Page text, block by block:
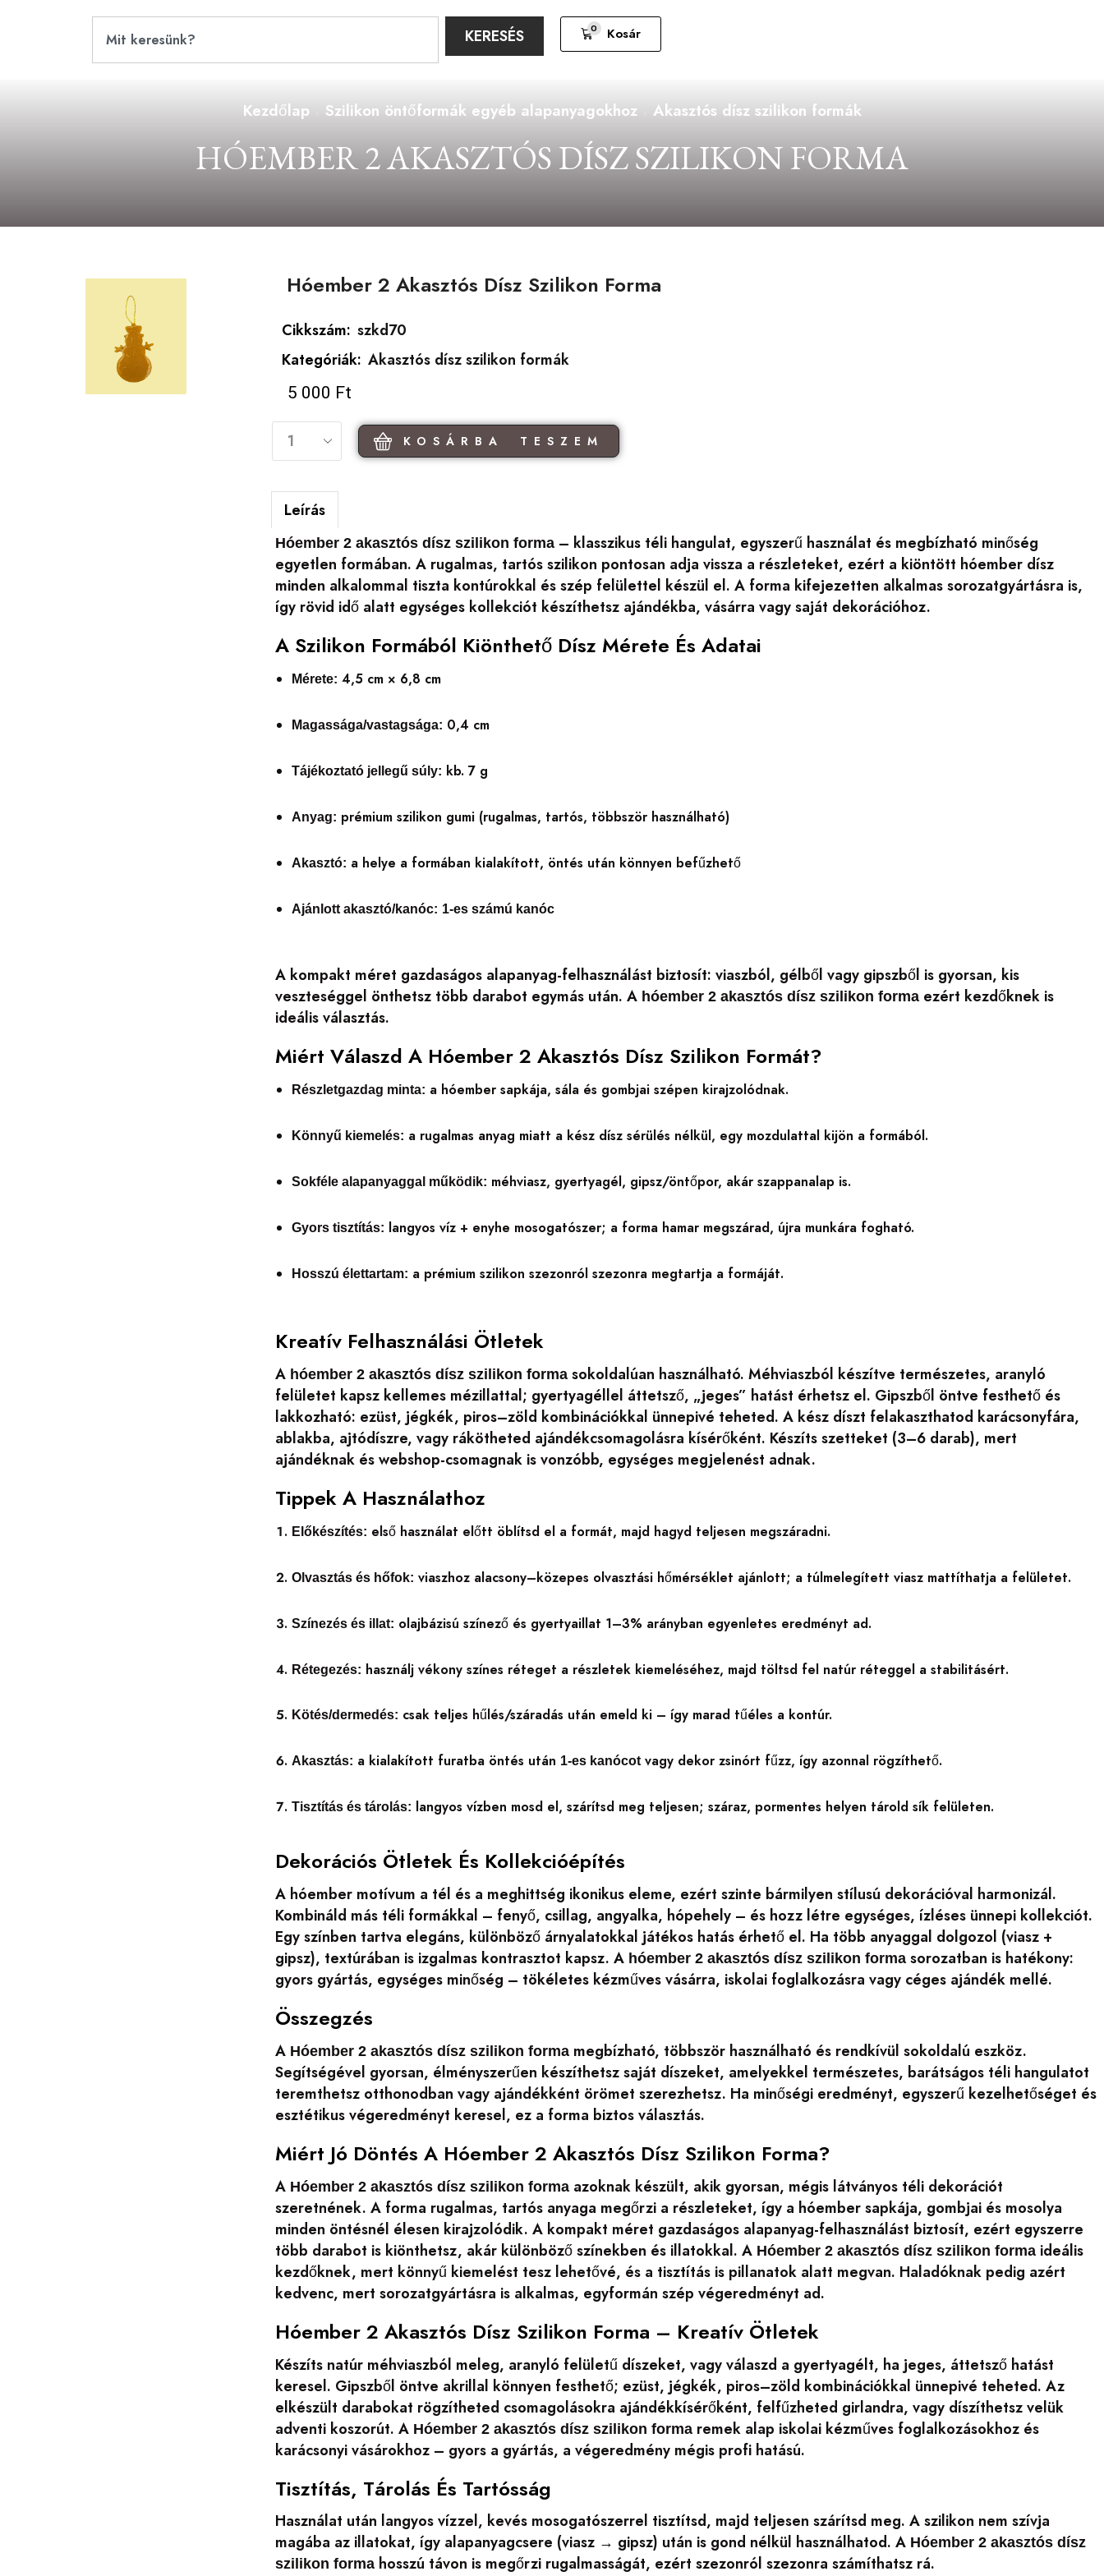
KERESÉS 0 Kosár
Kezdőlap Szilikon öntőformák egyéb alapanyagokhoz Akasztós dísz szilikon formák
HÓEMBER 2 AKASZTÓS DÍSZ SZILIKON FORMA
Hóember 2 Akasztós Dísz Szilikon Forma
Cikkszám: szkd70
Kategóriák: Akasztós dísz szilikon formák
5 000 Ft
KOSÁRBA TESZEM
Leírás
Hóember 2 akasztós dísz szilikon forma – klasszikus téli hangulat, egyszerű használat és megbízható minőség
egyetlen formában. A rugalmas, tartós szilikon pontosan adja vissza a részleteket, ezért a kiöntött hóember dísz
minden alkalommal tiszta kontúrokkal és szép felülettel készül el. A forma kifejezetten alkalmas sorozatgyártásra is,
így rövid idő alatt egységes kollekciót készíthetsz ajándékba, vásárra vagy saját dekorációhoz.
A Szilikon Formából Kiönthető Dísz Mérete És Adatai
Mérete: 4,5 cm × 6,8 cm
Magassága/vastagsága: 0,4 cm
Tájékoztató jellegű súly: kb. 7 g
Anyag: prémium szilikon gumi (rugalmas, tartós, többször használható)
Akasztó: a helye a formában kialakított, öntés után könnyen befűzhető
Ajánlott akasztó/kanóc: 1-es számú kanóc
A kompakt méret gazdaságos alapanyag-felhasználást biztosít: viaszból, gélből vagy gipszből is gyorsan, kis
veszteséggel önthetsz több darabot egymás után. A hóember 2 akasztós dísz szilikon forma ezért kezdőknek is
ideális választás.
Miért Válaszd A Hóember 2 Akasztós Dísz Szilikon Formát?
Részletgazdag minta: a hóember sapkája, sála és gombjai szépen kirajzolódnak.
Könnyű kiemelés: a rugalmas anyag miatt a kész dísz sérülés nélkül, egy mozdulattal kijön a formából.
Sokféle alapanyaggal működik: méhviasz, gyertyagél, gipsz/öntőpor, akár szappanalap is.
Gyors tisztítás: langyos víz + enyhe mosogatószer; a forma hamar megszárad, újra munkára fogható.
Hosszú élettartam: a prémium szilikon szezonról szezonra megtartja a formáját.
Kreatív Felhasználási Ötletek
A hóember 2 akasztós dísz szilikon forma sokoldalúan használható. Méhviaszból készítve természetes, aranyló
felületet kapsz kellemes mézillattal; gyertyagéllel áttetsző, „jeges” hatást érhetsz el. Gipszből öntve festhető és
lakkozható: ezüst, jégkék, piros–zöld kombinációkkal ünnepivé teheted. A kész díszt felakaszthatod karácsonyfára,
ablakba, ajtódíszre, vagy rákötheted ajándékcsomagolásra kísérőként. Készíts szetteket (3–6 darab), mert
ajándéknak és webshop-csomagnak is vonzóbb, egységes megjelenést adnak.
Tippek A Használathoz
Előkészítés: első használat előtt öblítsd el a formát, majd hagyd teljesen megszáradni.
Olvasztás és hőfok: viaszhoz alacsony–közepes olvasztási hőmérséklet ajánlott; a túlmelegített viasz mattíthatja a felületet.
Színezés és illat: olajbázisú színező és gyertyaillat 1–3% arányban egyenletes eredményt ad.
Rétegezés: használj vékony színes réteget a részletek kiemeléséhez, majd töltsd fel natúr réteggel a stabilitásért.
Kötés/dermedés: csak teljes hűlés/száradás után emeld ki – így marad tűéles a kontúr.
Akasztás: a kialakított furatba öntés után 1-es kanócotvagy dekor zsinórt fűzz, így azonnal rögzíthető.
Tisztítás és tárolás: langyos vízben mosd el, szárítsd meg teljesen; száraz, pormentes helyen tárold sík felületen.
Dekorációs Ötletek És Kollekcióépítés
A hóember motívum a tél és a meghittség ikonikus eleme, ezért szinte bármilyen stílusú dekorációval harmonizál.
Kombináld más téli formákkal – fenyő, csillag, angyalka, hópehely – és hozz létre egységes, ízléses ünnepi kollekciót.
Egy színben tartva elegáns, különböző árnyalatokkal játékos hatás érhető el. Ha több anyaggal dolgozol (viasz +
gipsz), textúrában is izgalmas kontrasztot kapsz. A hóember 2 akasztós dísz szilikon forma sorozatban is hatékony:
gyors gyártás, egységes minőség – tökéletes kézműves vásárra, iskolai foglalkozásra vagy céges ajándék mellé.
Összegzés
A Hóember 2 akasztós dísz szilikon forma megbízható, többször használható és rendkívül sokoldalú eszköz.
Segítségével gyorsan, élményszerűen készíthetsz saját díszeket, amelyekkel természetes, barátságos téli hangulatot
teremthetsz otthonodban vagy ajándékként örömet szerezhetsz. Ha minőségi eredményt, egyszerű kezelhetőséget és
esztétikus végeredményt keresel, ez a forma biztos választás.
Miért Jó Döntés A Hóember 2 Akasztós Dísz Szilikon Forma?
A Hóember 2 akasztós dísz szilikon forma azoknak készült, akik gyorsan, mégis látványos téli dekorációt
szeretnének. A forma rugalmas, tartós anyaga megőrzi a részleteket, így a hóember sapkája, gombjai és mosolya
minden öntésnél élesen kirajzolódik. A kompakt méret gazdaságos alapanyag-felhasználást biztosít, ezért egyszerre
több darabot is kiönthetsz, akár különböző színekben és illatokkal. A Hóember 2 akasztós dísz szilikon forma ideális
kezdőknek, mert könnyű kiemelést tesz lehetővé, és a tisztítás is pillanatok alatt megvan. Haladóknak pedig azért
kedvenc, mert sorozatgyártásra is alkalmas, egyformán szép végeredményt ad.
Hóember 2 Akasztós Dísz Szilikon Forma – Kreatív Ötletek
Készíts natúr méhviaszból meleg, aranyló felületű díszeket, vagy válaszd a gyertyagélt, ha jeges, áttetsző hatást
keresel. Gipszből öntve akrillal könnyen festhető; ezüst, jégkék, piros–zöld kombinációkkal ünnepivé teheted. Az
elkészült darabokat rögzítheted csomagolásokra ajándékkísérőként, felfűzheted girlandra, vagy díszíthetsz velük
adventi koszorút. A Hóember 2 akasztós dísz szilikon forma remek alap iskolai kézműves foglalkozásokhoz és
karácsonyi vásárokhoz – gyors a gyártás, a végeredmény mégis profi hatású.
Tisztítás, Tárolás És Tartósság
Használat után langyos vízzel, kevés mosogatószerrel tisztítsd, majd teljesen szárítsd meg. A szilikon nem szívja
magába az illatokat, így alapanyagcsere (viasz → gipsz) után is gond nélkül használhatod. A Hóember 2 akasztós dísz
szilikon forma hosszú távon is megőrzi rugalmasságát, ezért szezonról szezonra számíthatsz rá.